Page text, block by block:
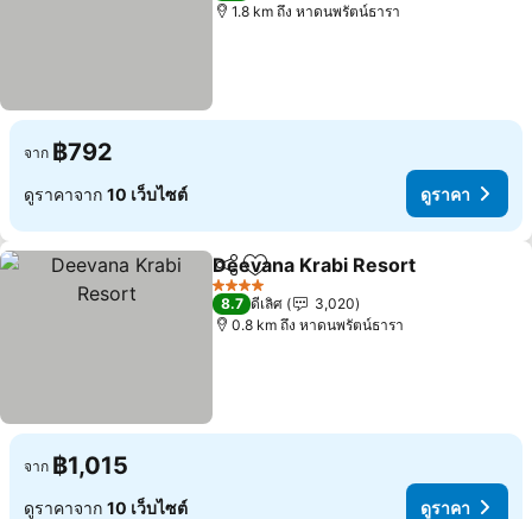
1.8 km ถึง หาดนพรัตน์ธารา
จาก ฿792
ดูราคาจาก 10 เว็บไซต์ ดูราคา
แชร์ เพิ่มในรายการโปรด
Deevana Krabi Resort
4 ดาว
8.7 ดีเลิศ
3,020
0.8 km ถึง หาดนพรัตน์ธารา
จาก ฿1,015
ดูราคาจาก 10 เว็บไซต์ ดูราคา